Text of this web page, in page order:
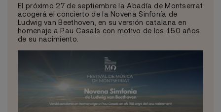
El próximo 27 de septiembre la Abadía de Montserrat
acogerá el concierto de la Novena Sinfonía de
Ludwig van Beethoven, en su versión catalana en
homenaje a Pau Casals con motivo de los 150 años
de su nacimiento.